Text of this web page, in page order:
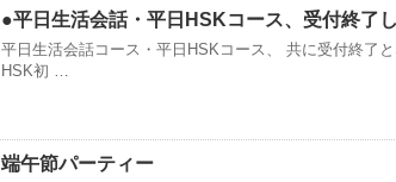
●平日生活会話・平日HSKコース、受付終了
平日生活会話コース・平日HSKコース、 共に受付終了
HSK初 …
端午節パーティー